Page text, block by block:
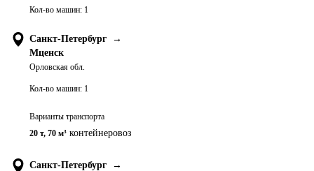
Кол-во машин: 1
Санкт-Петербург
→
Мценск
Орловская обл.
Кол-во машин: 1
Варианты транспорта
20 т, 70 м³ контейнеровоз
Санкт-Петербург
→